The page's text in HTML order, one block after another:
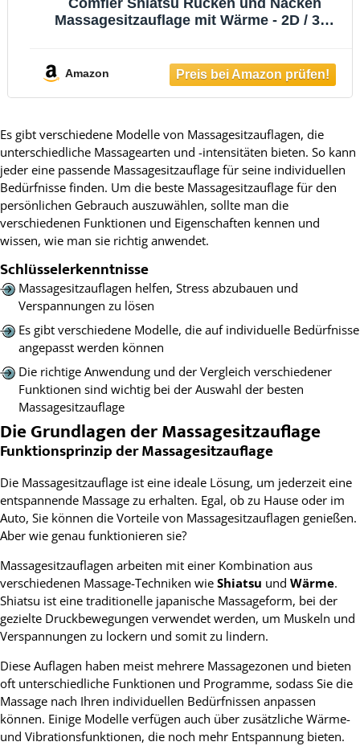
Massagesitzauflage mit Wärme - 2D / 3D-
Luftkompresse, Ganzkörper Massagematte
für Damen, Herren
Amazon
Es gibt verschiedene Modelle von Massagesitzauflagen, die
unterschiedliche Massagearten und -intensitäten bieten. So kann
jeder eine passende Massagesitzauflage für seine individuellen
Bedürfnisse finden. Um die beste Massagesitzauflage für den
persönlichen Gebrauch auszuwählen, sollte man die
verschiedenen Funktionen und Eigenschaften kennen und
wissen, wie man sie richtig anwendet.
Schlüsselerkenntnisse
Massagesitzauflagen helfen, Stress abzubauen und
Verspannungen zu lösen
Es gibt verschiedene Modelle, die auf individuelle Bedürfnisse
angepasst werden können
Die richtige Anwendung und der Vergleich verschiedener
Funktionen sind wichtig bei der Auswahl der besten
Massagesitzauflage
Die Grundlagen der Massagesitzauflage
Funktionsprinzip der Massagesitzauflage
Die Massagesitzauflage ist eine ideale Lösung, um jederzeit eine
entspannende Massage zu erhalten. Egal, ob zu Hause oder im
Auto, Sie können die Vorteile von Massagesitzauflagen genießen.
Aber wie genau funktionieren sie?
Massagesitzauflagen arbeiten mit einer Kombination aus
verschiedenen Massage-Techniken wie Shiatsu und Wärme.
Shiatsu ist eine traditionelle japanische Massageform, bei der
gezielte Druckbewegungen verwendet werden, um Muskeln und
Verspannungen zu lockern und somit zu lindern.
Diese Auflagen haben meist mehrere Massagezonen und bieten
oft unterschiedliche Funktionen und Programme, sodass Sie die
Massage nach Ihren individuellen Bedürfnissen anpassen
können. Einige Modelle verfügen auch über zusätzliche Wärme-
und Vibrationsfunktionen, die noch mehr Entspannung bieten.